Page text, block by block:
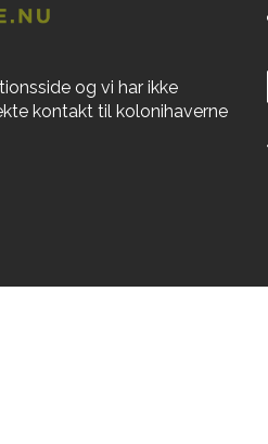
og vi har ikke
kontakt til kolonihaverne